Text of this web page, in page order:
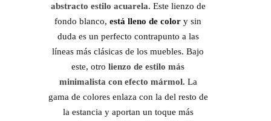
abstracto estilo acuarela. Este lienzo de
fondo blanco, está lleno de color y sin
duda es un perfecto contrapunto a las
líneas más clásicas de los muebles. Bajo
este, otro lienzo de estilo más
minimalista con efecto mármol. La
gama de colores enlaza con la del resto de
la estancia y aportan un toque más